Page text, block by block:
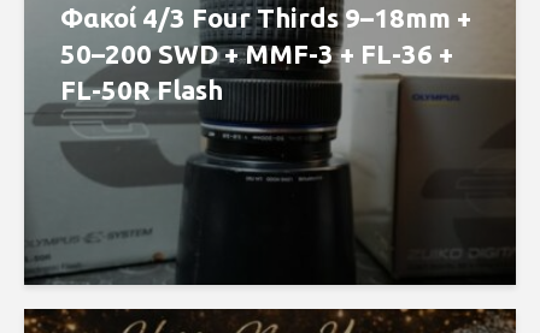
Φακοί 4/3 Four Thirds 9–18mm +
50–200 SWD + MMF-3 + FL-36 +
FL-50R Flash